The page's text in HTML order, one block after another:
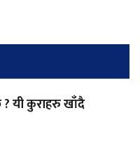
यी कुराहरु खाँदै